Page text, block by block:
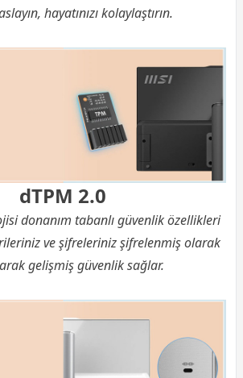
hayatınızı kolaylaştırın.
dTPM 2.0
donanım tabanlı güvenlik özellikleri
ve şifreleriniz şifrelenmiş olarak
gelişmiş güvenlik sağlar.